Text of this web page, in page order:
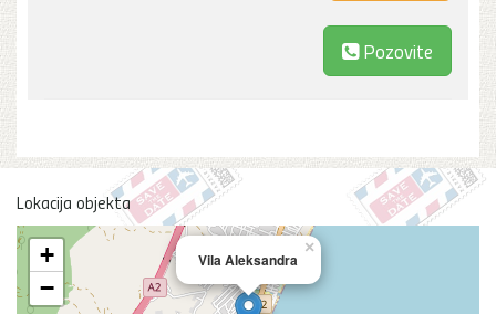
Pozovite
Lokacija objekta
Vila Aleksandra
×
+
−